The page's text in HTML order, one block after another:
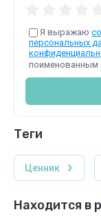
Я выражаю
персональных
поименованным
теги
Ценник
Находится в